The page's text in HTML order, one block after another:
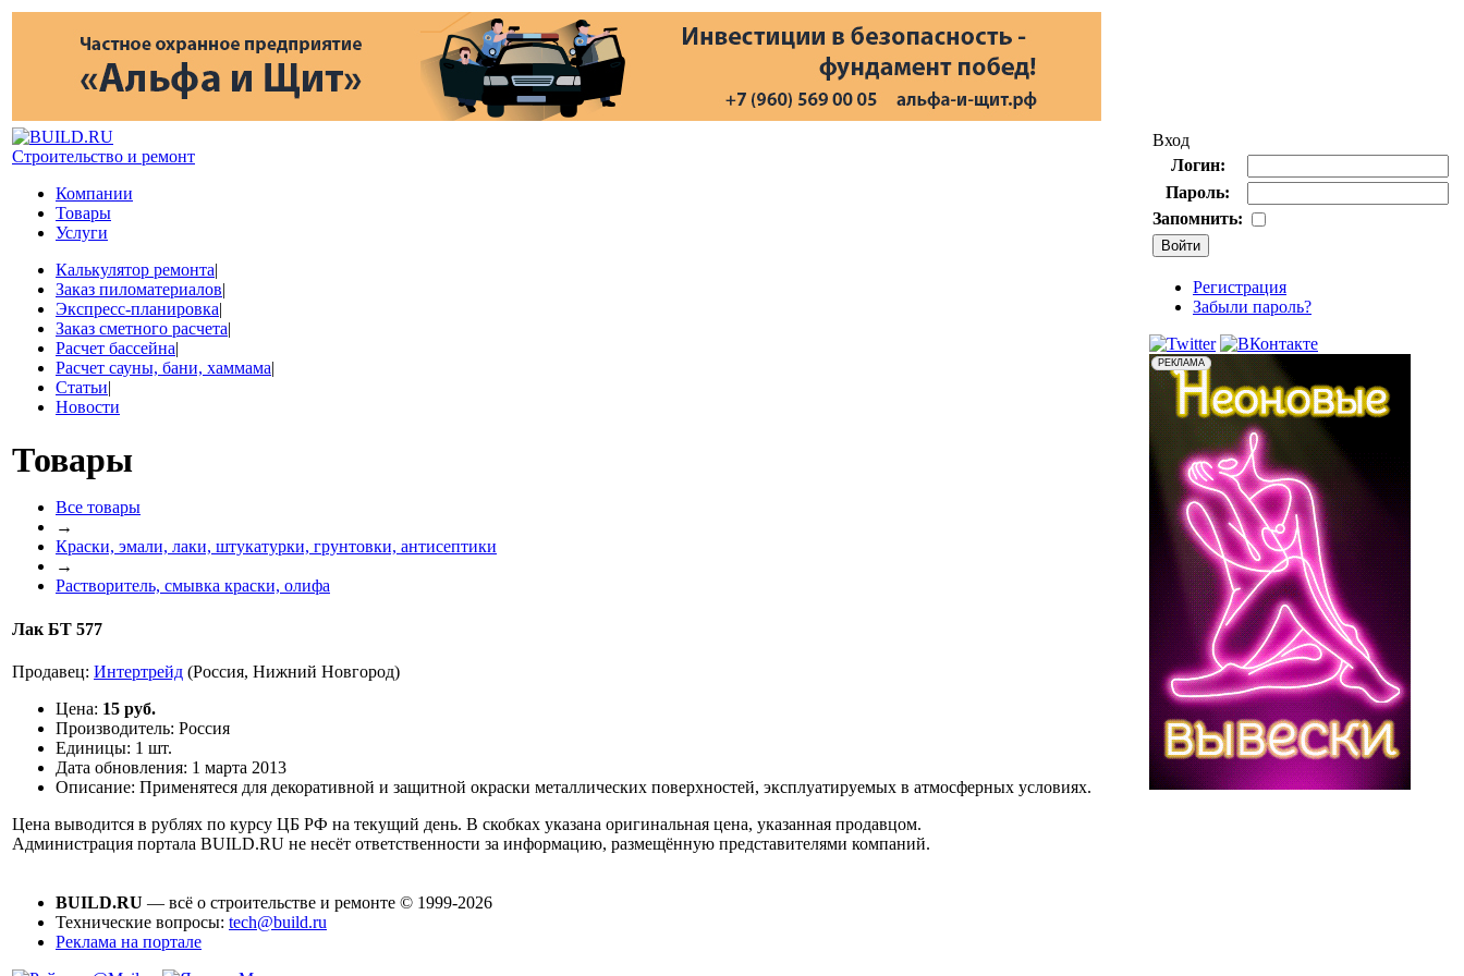
Строительство и ремонт
Компании
Товары
Услуги
Калькулятор ремонта|
Заказ пиломатериалов|
Экспресс-планировка|
Заказ сметного расчета|
Расчет бассейна|
Расчет сауны, бани, хаммама|
Статьи|
Новости
Товары
Все товары
→
Краски, эмали, лаки, штукатурки, грунтовки, антисептики
→
Растворитель, смывка краски, олифа
Лак БТ 577
Продавец: Интертрейд (Россия, Нижний Новгород)
Цена: 15 руб.
Производитель: Россия
Единицы: 1 шт.
Дата обновления: 1 марта 2013
Описание: Применятеся для декоративной и защитной окраски металлических поверхностей, эксплуатируемых в атмосферных условиях.
Цена выводится в рублях по курсу ЦБ РФ на текущий день. В скобках указана оригинальная цена, указанная продавцом.
Администрация портала BUILD.RU не несёт ответственности за информацию, размещённую представителями компаний.
Вход
Логин:
Пароль:
Запомнить:
Регистрация
Забыли пароль?
BUILD.RU — всё о строительстве и ремонте © 1999-2026
Технические вопросы: tech@build.ru
Реклама на портале